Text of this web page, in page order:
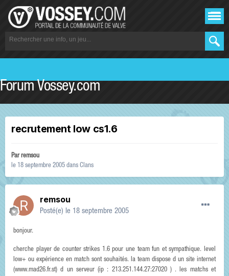
Forum Vossey.com
recrutement low cs1.6
Parremsou
le 18 septembre 2005 dans Clans
remsou
Posté(e) le 18 septembre 2005
bonjour.
cherche player de counter strikes 1.6 pour une team fun et sympathique. level
low+ ou expérience en match sont souhaités. la team dispose d un site internet
(www.mad26.fr.st) d un serveur (ip : 213.251.144.27:27020 ) . les matchs et